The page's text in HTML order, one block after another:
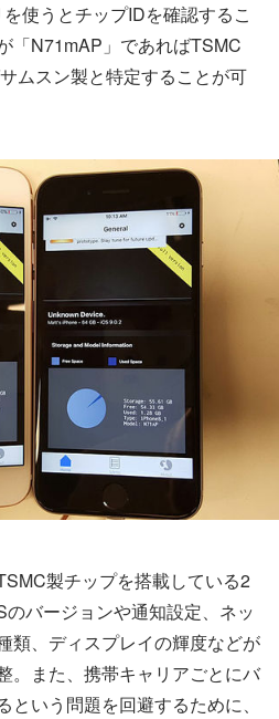
使うとチップIDを確認するこ
「N71mAP」であればTSMC
ムスン製と特定することが可
製チップを搭載している2
バージョンや通知設定、ネッ
類、ディスプレイの輝度などが
。また、携帯キャリアごとにバ
いう問題を回避するために、